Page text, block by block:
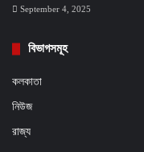
September 4, 2025
বিভাগসমূহ
কলকাতা
নিউজ
রাজ্য